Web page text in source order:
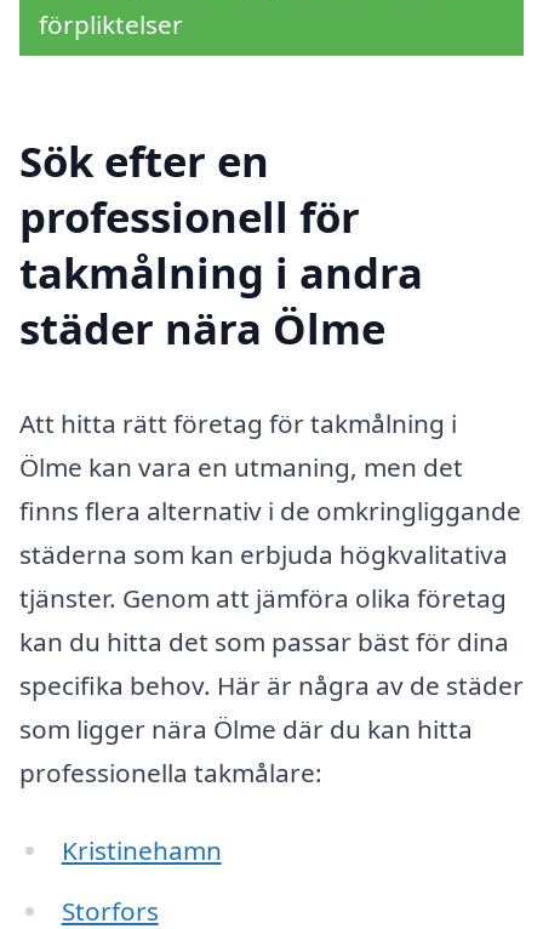
förpliktelser
Sök efter en
professionell för
takmålning i andra
städer nära Ölme
Att hitta rätt företag för takmålning i
Ölme kan vara en utmaning, men det
finns flera alternativ i de omkringliggande
städerna som kan erbjuda högkvalitativa
tjänster. Genom att jämföra olika företag
kan du hitta det som passar bäst för dina
specifika behov. Här är några av de städer
som ligger nära Ölme där du kan hitta
professionella takmålare:
Kristinehamn
Storfors